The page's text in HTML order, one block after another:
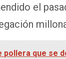
el
pollera que se